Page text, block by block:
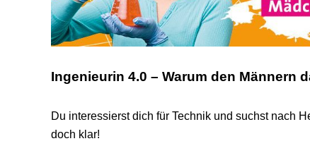
Ingenieurin 4.0 – Warum den Männern
Du interessierst dich für Technik und suchst nach
doch klar!